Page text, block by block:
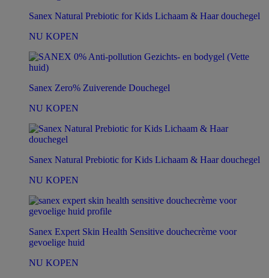
Sanex Natural Prebiotic for Kids Lichaam & Haar douchegel
NU KOPEN
Sanex Zero% Zuiverende Douchegel
NU KOPEN
Sanex Natural Prebiotic for Kids Lichaam & Haar douchegel
NU KOPEN
Sanex Expert Skin Health Sensitive douchecrème voor
gevoelige huid
NU KOPEN